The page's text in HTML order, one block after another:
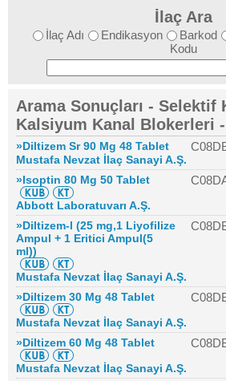
İlaç Ara
İlaç Adı Endikasyon Barkod
Kodu
Arama Sonuçları - Selektif
Kalsiyum Kanal Blokerleri
»Diltizem Sr 90 Mg 48 Tablet
Mustafa Nevzat İlaç Sanayi A.Ş.
»Isoptin 80 Mg 50 Tablet
Abbott Laboratuvarı A.Ş.
»Diltizem-l (25 mg,1 Liyofilize
Ampul + 1 Eritici Ampul(5
ml))
Mustafa Nevzat İlaç Sanayi A.Ş.
»Diltizem 30 Mg 48 Tablet
Mustafa Nevzat İlaç Sanayi A.Ş.
»Diltizem 60 Mg 48 Tablet
Mustafa Nevzat İlaç Sanayi A.Ş.